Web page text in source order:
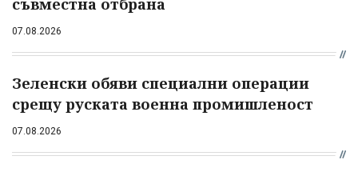
07.08.2026
Зеленски обяви специални операции
срещу руската военна промишленост
07.08.2026